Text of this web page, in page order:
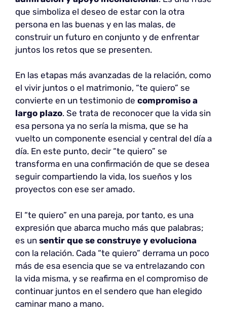
que simboliza el deseo de estar con la otra
persona en las buenas y en las malas, de
construir un futuro en conjunto y de enfrentar
juntos los retos que se presenten.
En las etapas más avanzadas de la relación, como
el vivir juntos o el matrimonio, “te quiero” se
convierte en un testimonio de compromiso a
largo plazo. Se trata de reconocer que la vida sin
esa persona ya no sería la misma, que se ha
vuelto un componente esencial y central del día a
día. En este punto, decir “te quiero” se
transforma en una confirmación de que se desea
seguir compartiendo la vida, los sueños y los
proyectos con ese ser amado.
El “te quiero” en una pareja, por tanto, es una
expresión que abarca mucho más que palabras;
es un sentir que se construye y evoluciona
con la relación. Cada “te quiero” derrama un poco
más de esa esencia que se va entrelazando con
la vida misma, y se reafirma en el compromiso de
continuar juntos en el sendero que han elegido
caminar mano a mano.